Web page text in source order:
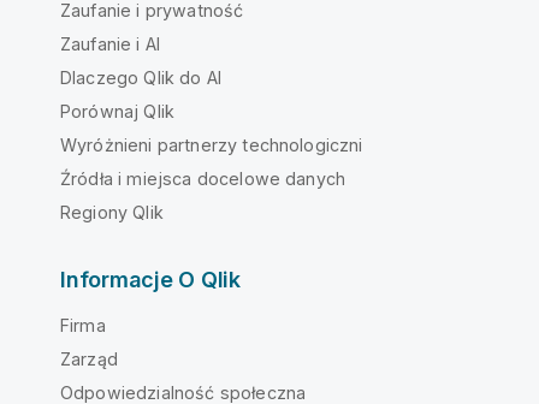
Zaufanie i prywatność
Zaufanie i AI
Dlaczego Qlik do AI
Porównaj Qlik
Wyróżnieni partnerzy technologiczni
Źródła i miejsca docelowe danych
Regiony Qlik
Informacje O Qlik
Firma
Zarząd
Odpowiedzialność społeczna